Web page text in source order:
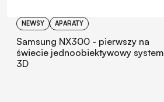
NEWSY APARATY
Samsung NX300 - pierwszy na
świecie jednoobiektywowy system
3D